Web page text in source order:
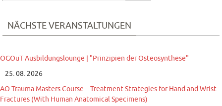
NÄCHSTE VERANSTALTUNGEN
ÖGOuT Ausbildungslounge | "Prinzipien der Osteosynthese"
25. 08. 2026
AO Trauma Masters Course—Treatment Strategies for Hand and Wrist
Fractures (With Human Anatomical Specimens)